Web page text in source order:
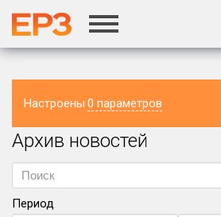
Настроены 0 параметров
Регион
Архив новостей
Период